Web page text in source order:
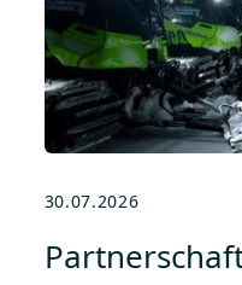
30.07.2026